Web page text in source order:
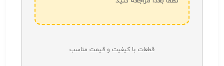
قطعات با کیفیت و قیمت مناسب